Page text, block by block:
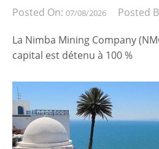
Posted On: 07/08/2026 Posted
La Nimba Mining Company
capital est détenu à 100 %